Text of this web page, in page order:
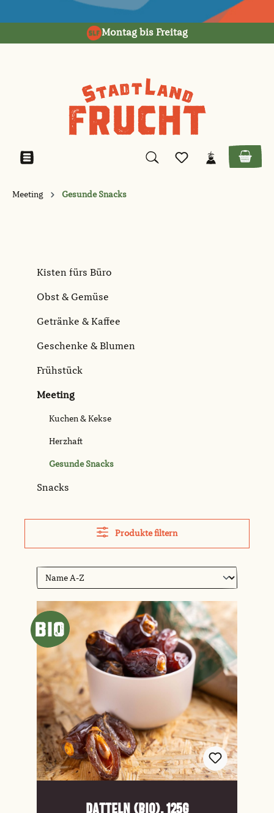
Montag bis Freitag
Meeting Gesunde Snacks
Kisten fürs Büro
Obst & Gemüse
Getränke & Kaffee
Geschenke & Blumen
Frühstück
Meeting
Kuchen & Kekse
Herzhaft
Gesunde Snacks
Snacks
Produkte filtern
Datteln (Bio), 125g